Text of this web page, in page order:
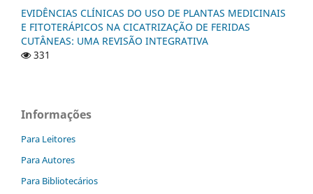
EVIDÊNCIAS CLÍNICAS DO USO DE PLANTAS MEDICINAIS
E FITOTERÁPICOS NA CICATRIZAÇÃO DE FERIDAS
CUTÂNEAS: UMA REVISÃO INTEGRATIVA
331
Informações
Para Leitores
Para Autores
Para Bibliotecários